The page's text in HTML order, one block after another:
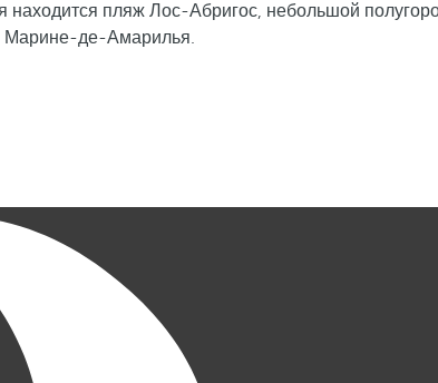
находится пляж Лос-Абригос, небольшой
Марине-де-Амарилья.